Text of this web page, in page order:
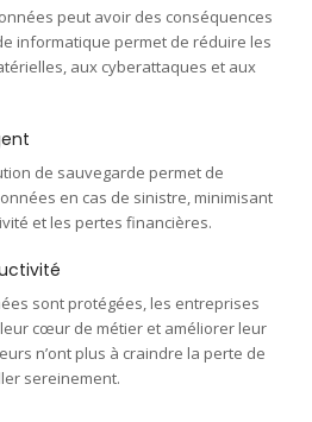
peut avoir des conséquences
informatique permet de réduire les
aux cyberattaques et aux
de sauvegarde permet de
en cas de sinistre, minimisant
et les pertes financières.
sont protégées, les entreprises
cœur de métier et améliorer leur
n’ont plus à craindre la perte de
sereinement.